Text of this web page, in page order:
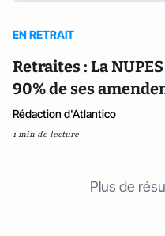
EN RETRAIT
Retraites : La
90% de ses
Rédaction d'Atlantico
1 min de lecture
Plus de